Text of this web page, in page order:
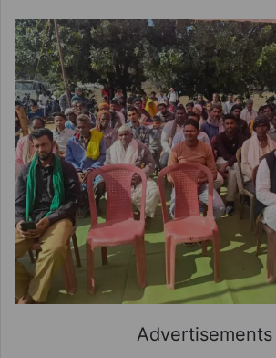
Advertisements